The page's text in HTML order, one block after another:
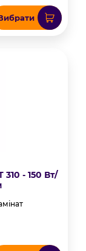
310 - 150 Вт/